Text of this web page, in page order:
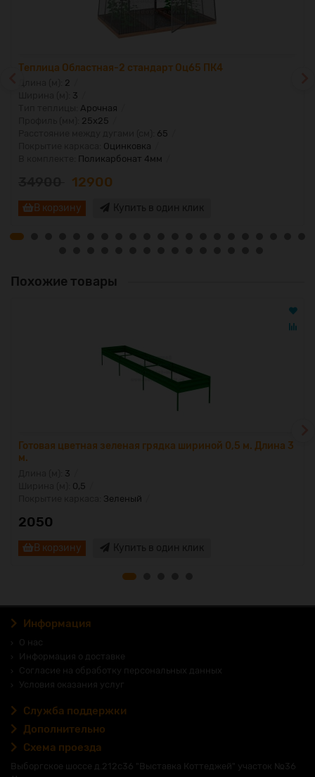
Теплица Областная-2 стандарт Оц65 ПК4
2
3
Арочная
25х25
65
Оцинковка
Поликарбонат 4мм
12900
В корзину Купить в один клик
Похожие товары
Готовая цветная зеленая грядка шириной 0,5 м. Длина 3
м.
3
0,5
Зеленый
2050
В корзину Купить в один клик
Информация
О нас
Информация о доставке
Согласие на обработку персональных данных
Условия оказания услуг
Служба поддержки
Дополнительно
Схема проезда
Выборгское шоссе д.212с36 "Выставка Коттеджей" участок №36